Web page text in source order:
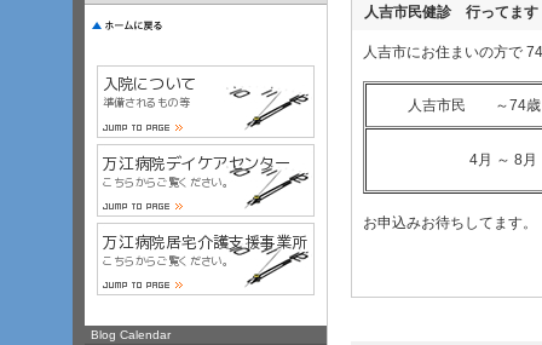
人吉市民健診 行ってます
人吉市にお住まいの方で
人吉市民 ～74歳
4月 ～ 8月
お申込みお待ちしてます。
Blog Calendar